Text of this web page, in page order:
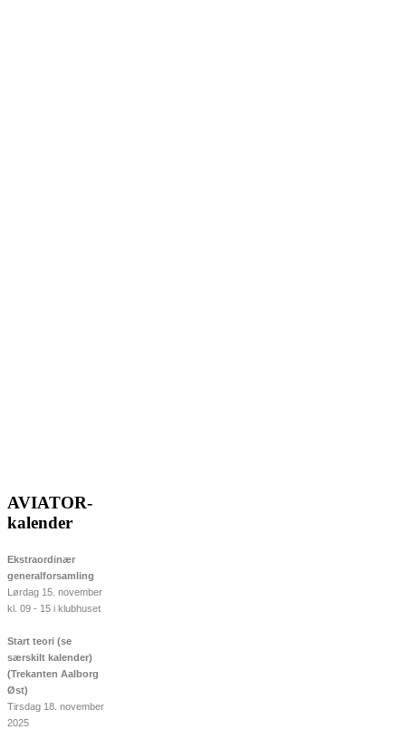
AVIATOR-
kalender
Ekstraordinær
generalforsamling
Lørdag 15. november
kl. 09 - 15 i klubhuset
Start teori (se
særskilt kalender)
(Trekanten Aalborg
Øst)
Tirsdag 18. november
2025